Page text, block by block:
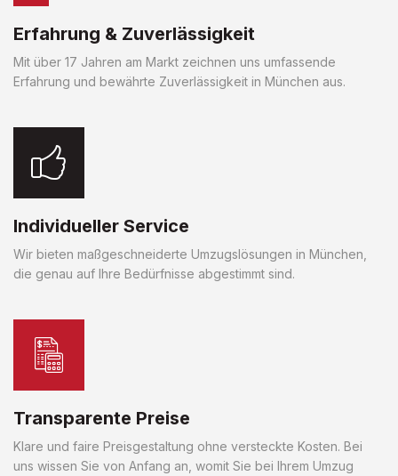
Erfahrung & Zuverlässigkeit
Mit über 17 Jahren am Markt zeichnen uns umfassende
Erfahrung und bewährte Zuverlässigkeit in München aus.
Individueller Service
Wir bieten maßgeschneiderte Umzugslösungen in München,
die genau auf Ihre Bedürfnisse abgestimmt sind.
Transparente Preise
Klare und faire Preisgestaltung ohne versteckte Kosten. Bei
uns wissen Sie von Anfang an, womit Sie bei Ihrem Umzug